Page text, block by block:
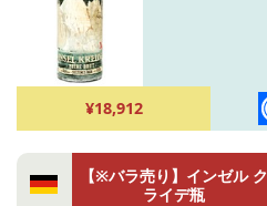
¥18,912
【※バラ売り】インゼル ク
ライデ瓶